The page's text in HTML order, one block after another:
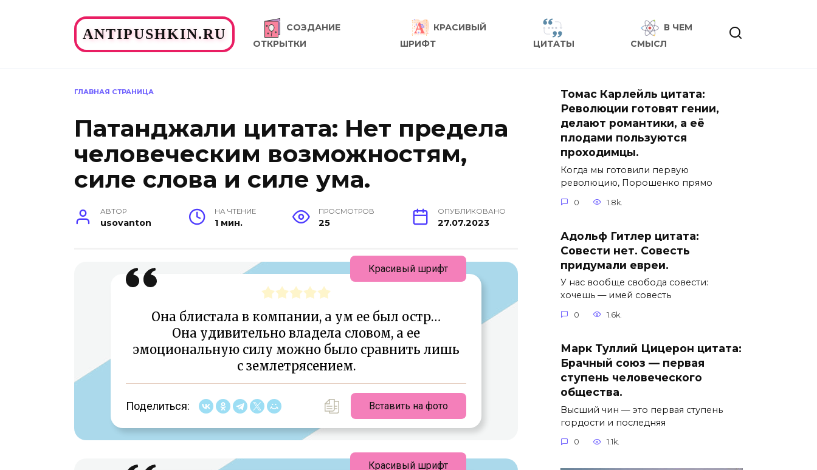
ANTIPUSHKIN.RU
СОЗДАНИЕ
ОТКРЫТКИ
КРАСИВЫЙ
ШРИФТ
ЦИТАТЫ
В ЧЕМ
СМЫСЛ
ГЛАВНАЯ СТРАНИЦА
Патанджали цитата: Нет предела
человеческим возможностям,
силе слова и силе ума.
АВТОР
usovanton
НА ЧТЕНИЕ
1 мин.
ПРОСМОТРОВ
25
ОПУБЛИКОВАНО
27.07.2023
Она блистала в компании, а ум ее был остр…
Она удивительно владела словом, а ее
эмоциональную силу можно было сравнить лишь
с землетрясением.
Поделиться: Вставить на фото
Красивый шрифт
Красивый шрифт
Томас Карлейль цитата:
Революции готовят гении,
делают романтики, а её
плодами пользуются
проходимцы.
Когда мы готовили первую
революцию, Порошенко прямо
0 1.8k.
Адольф Гитлер цитата:
Совести нет. Совесть
придумали евреи.
У нас вообще свобода совести:
хочешь — имей совесть
0 1.6k.
Марк Туллий Цицерон цитата:
Брачный союз — первая
ступень человеческого
общества.
Высший чин — это первая ступень
гордости и последняя
0 1.1k.